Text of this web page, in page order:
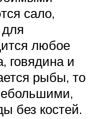
сало,
любое
говядина и
рыбы, то
без костей.